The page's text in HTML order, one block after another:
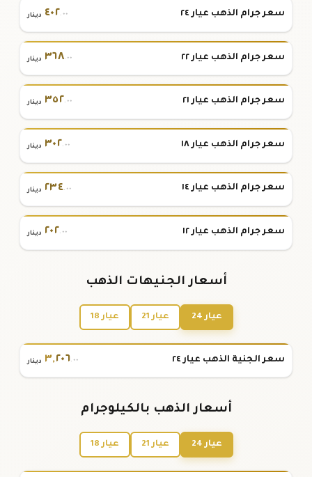
سعر جرام الذهب عيار ٢٤ ٤٠٢.٠٠ دينار
سعر جرام الذهب عيار ٢٢ ٣٦٨.٠٠ دينار
سعر جرام الذهب عيار ٢١ ٣٥٢.٠٠ دينار
سعر جرام الذهب عيار ١٨ ٣٠٢.٠٠ دينار
سعر جرام الذهب عيار ١٤ ٢٣٤.٠٠ دينار
سعر جرام الذهب عيار ١٢ ٢٠٢.٠٠ دينار
أسعار الجنيهات الذهب
عيار 24 عيار 21 عيار 18
سعر الجنية الذهب عيار ٢٤ ٣,٢٠٦.٠٠ دينار
أسعار الذهب بالكيلوجرام
عيار 24 عيار 21 عيار 18